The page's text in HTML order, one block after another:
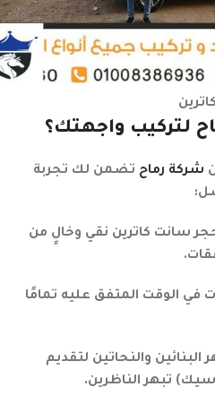
لتركيب واجهتك؟
شركة رماح تضمن لك تجربة
حجر سانت كاترين نقي وخالٍ من
في الوقت المتفق عليه تمامًا
والنحاتين لتقديم
تبهر الناظرين.